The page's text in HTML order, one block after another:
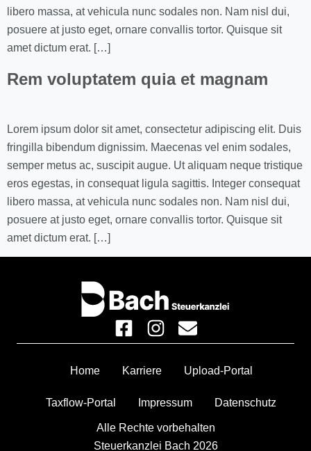
libero massa, at vehicula nunc sodales non. Nam nisl dui,
posuere at justo eget, ornare convallis tortor. Quisque sit
amet dictum erat. […]
Rem voluptatem quia et magnam
Lorem ipsum dolor sit amet, consectetur adipiscing elit. Duis
fringilla bibendum dignissim. Maecenas vel enim sodales,
semper metus ac, suscipit augue. Ut aliquam neque tristique
eros egestas, in consequat ligula sagittis. Integer consequat
libero massa, at vehicula nunc sodales non. Nam nisl dui,
posuere at justo eget, ornare convallis tortor. Quisque sit
amet dictum erat. […]
Alle Rechte vorbehalten
Steuerkanzlei Bach 2026
Home Karriere Upload-Portal
Taxflow-Portal Impressum Datenschutz